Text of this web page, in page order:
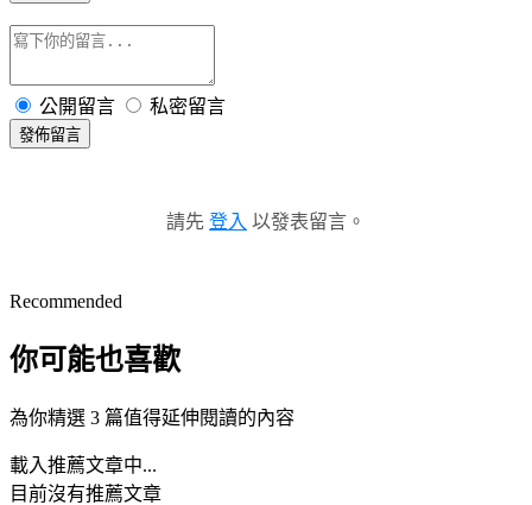
公開留言 私密留言
發佈留言
請先 登入 以發表留言。
Recommended
你可能也喜歡
為你精選 3 篇值得延伸閱讀的內容
載入推薦文章中...
目前沒有推薦文章